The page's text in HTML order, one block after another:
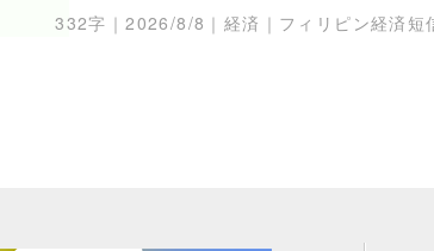
332字｜2026/8/8 ｜経済｜フィリピン経済短